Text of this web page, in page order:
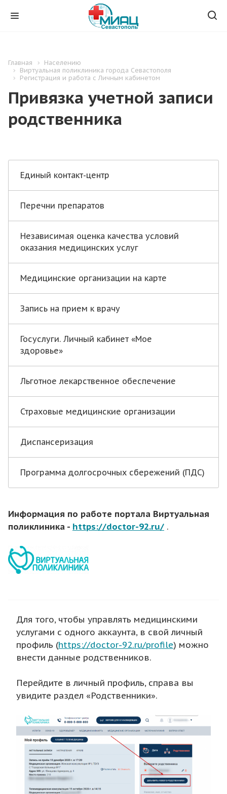
Главная
Населению
Виртуальная поликлиника города Севастополя
Регистрация и работа с Личным кабинетом
Привязка учетной записи
родственника
Единый контакт-центр
Перечни препаратов
Независимая оценка качества условий
оказания медицинских услуг
Медицинские организации на карте
Запись на прием к врачу
Госуслуги. Личный кабинет «Мое
здоровье»
Льготное лекарственное обеспечение
Страховые медицинские организации
Диспансеризация
Программа долгосрочных сбережений (ПДС)
Информация по работе портала Виртуальная
поликлиника - https://doctor-92.ru/ .
Для того, чтобы управлять медицинскими
услугами с одного аккаунта, в свой личный
профиль (https://doctor-92.ru/profile) можно
внести данные родственников.
Перейдите в личный профиль, справа вы
увидите раздел «Родственники».